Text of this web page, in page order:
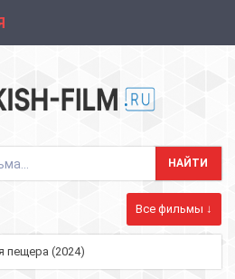
Все фильмы ↓
пещера (2024)